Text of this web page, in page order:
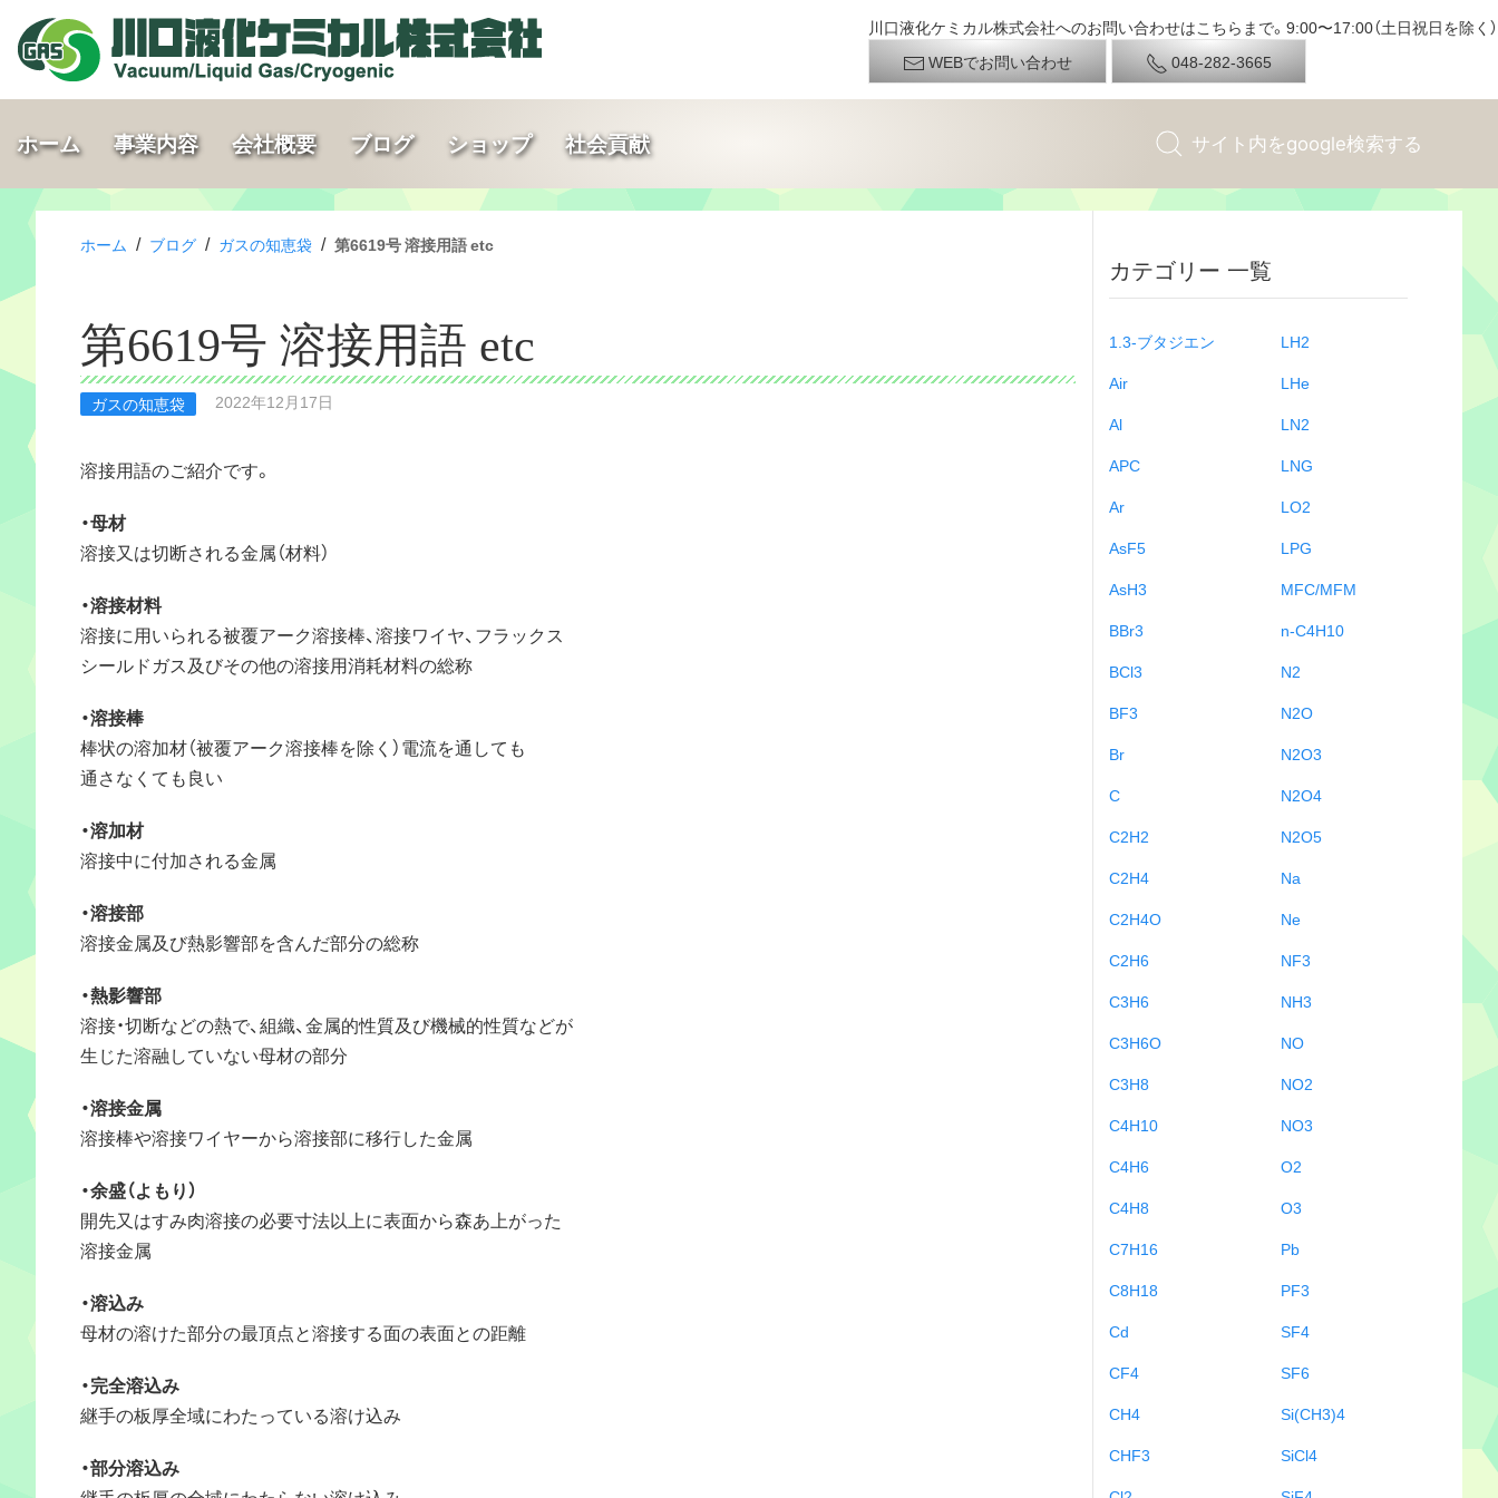
川口液化ケミカル株式会社へのお問い合わせはこちらまで。9:00〜17:00（土日祝日を除く）
WEBでお問い合わせ
048-282-3665
ホーム 事業内容 会社概要 ブログ ショップ 社会貢献
ホーム / ブログ / ガスの知恵袋 / 第6619号 溶接用語 etc
第6619号 溶接用語 etc
ガスの知恵袋 2022年12月17日
溶接用語のご紹介です。
・母材
溶接又は切断される金属（材料）
・溶接材料
溶接に用いられる被覆アーク溶接棒、溶接ワイヤ、フラックス
シールドガス及びその他の溶接用消耗材料の総称
・溶接棒
棒状の溶加材（被覆アーク溶接棒を除く）電流を通しても
通さなくても良い
・溶加材
溶接中に付加される金属
・溶接部
溶接金属及び熱影響部を含んだ部分の総称
・熱影響部
溶接・切断などの熱で、組織、金属的性質及び機械的性質などが
生じた溶融していない母材の部分
・溶接金属
溶接棒や溶接ワイヤーから溶接部に移行した金属
・余盛（よもり）
開先又はすみ肉溶接の必要寸法以上に表面から森あ上がった
溶接金属
・溶込み
母材の溶けた部分の最頂点と溶接する面の表面との距離
・完全溶込み
継手の板厚全域にわたっている溶け込み
・部分溶込み
カテゴリー 一覧
1.3-ブタジエン
Air
Al
APC
Ar
AsF5
AsH3
BBr3
BCl3
BF3
Br
C
C2H2
C2H4
C2H4O
C2H6
C3H6
C3H6O
C3H8
C4H10
C4H6
C4H8
C7H16
C8H18
Cd
CF4
CH4
CHF3
LH2
LHe
LN2
LNG
LO2
LPG
MFC/MFM
n-C4H10
N2
N2O
N2O3
N2O4
N2O5
Na
Ne
NF3
NH3
NO
NO2
NO3
O2
O3
Pb
PF3
SF4
SF6
Si(CH3)4
SiCl4